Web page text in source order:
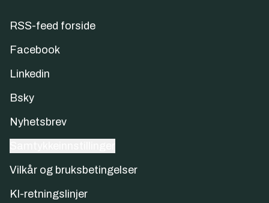
RSS-feed forside
Facebook
Linkedin
Bsky
Nyhetsbrev
Vilkår og bruksbetingelser
KI-retningslinjer